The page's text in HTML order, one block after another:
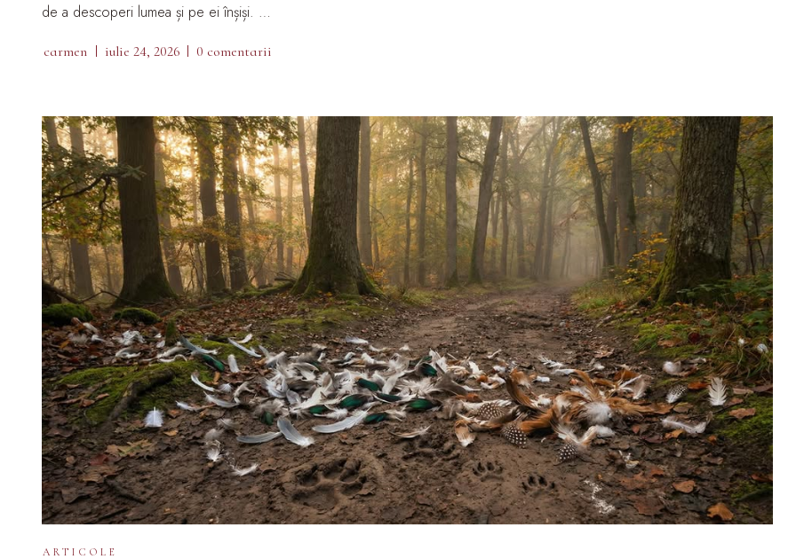
de a descoperi lumea și pe ei înșiși. …
carmen iulie 24, 2026 0 comentarii
ARTICOLE